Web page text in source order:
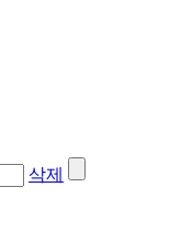
삭제